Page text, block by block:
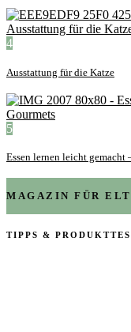
4
Ausstattung für die Katze
5
Essen lernen leicht
MAGAZIN FÜR
TIPPS &